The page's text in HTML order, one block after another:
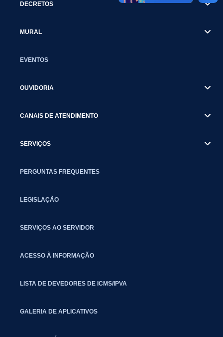
DECRETOS
MURAL
EVENTOS
OUVIDORIA
CANAIS DE ATENDIMENTO
SERVIÇOS
PERGUNTAS FREQUENTES
LEGISLAÇÃO
SERVIÇOS AO SERVIDOR
ACESSO À INFORMAÇÃO
LISTA DE DEVEDORES DE ICMS/IPVA
GALERIA DE APLICATIVOS